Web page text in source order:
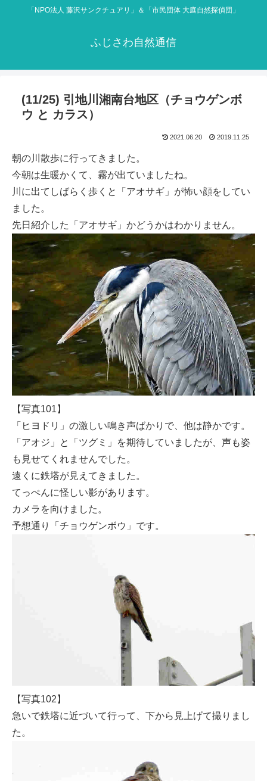
「NPO法人 藤沢サンクチュアリ」＆「市民団体 大庭自然探偵団」
ふじさわ自然通信
(11/25) 引地川湘南台地区（チョウゲンボ
ウ と カラス）
2021.06.20 2019.11.25
朝の川散歩に行ってきました。
今朝は生暖かくて、霧が出ていましたね。
川に出てしばらく歩くと「アオサギ」が怖い顔をしてい
ました。
先日紹介した「アオサギ」かどうかはわかりません。
【写真101】
「ヒヨドリ」の激しい鳴き声ばかりで、他は静かです。
「アオジ」と「ツグミ」を期待していましたが、声も姿
も見せてくれませんでした。
遠くに鉄塔が見えてきました。
てっぺんに怪しい影があります。
カメラを向けました。
予想通り「チョウゲンボウ」です。
【写真102】
急いで鉄塔に近づいて行って、下から見上げて撮りまし
た。